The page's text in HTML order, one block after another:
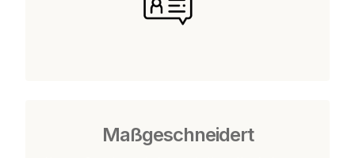
Maßgeschneidert